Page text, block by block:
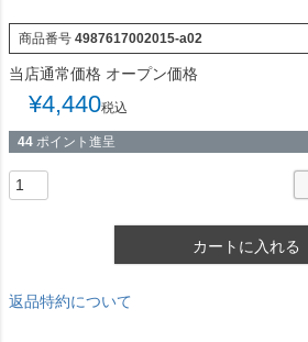
商品番号 4987617002015-a02
当店通常価格 オープン価格
¥4,440税込
44 ポイント進呈
カートに入れる
返品特約について